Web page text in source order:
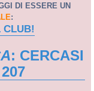
DI ESSERE UN
:
CLUB!
: CERCASI